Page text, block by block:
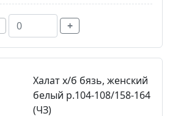
+
Халат х/б бязь, женский
белый р.104-108/158-164
(ЧЗ)